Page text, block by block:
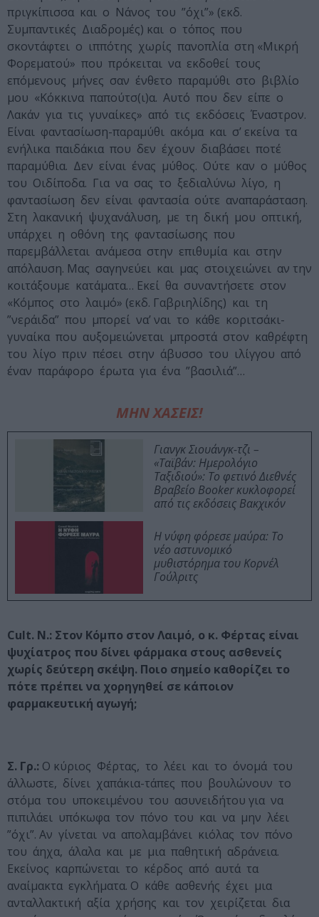
πριγκίπισσα και ο Νάνος του ”όχι”» (εκδ.
Συμπαντικές Διαδρομές) και ο τόπος που
σκοντάφτει ο ιππότης χωρίς πανοπλία στη «Μικρή
Φορεματού» που πρόκειται να εκδοθεί τους
επόμενους μήνες σαν ένθετο παραμύθι στο βιβλίο
μου «Κόκκινα παπούτσ(ι)α. Αυτό που δεν είπε ο
Λακάν για τις γυναίκες» από τις εκδόσεις Έναστρον.
Είναι φαντασίωση-παραμύθι ακόμα και σ’ εκείνα τα
ενήλικα παιδάκια που δεν έχουν διαβάσει ποτέ
παραμύθια. Δεν είναι ένας μύθος. Ούτε καν ο μύθος
του Οιδίποδα. Για να σας το ξεδιαλύνω λίγο, η
φαντασίωση δεν είναι φαντασία ούτε αναπαράσταση.
Στη λακανική ψυχανάλυση, με τη δική μου οπτική,
υπάρχει η οθόνη της φαντασίωσης που
παρεμβάλλεται ανάμεσα στην επιθυμία και στην
απόλαυση. Μας σαγηνεύει και μας στοιχειώνει αν την
κοιτάξουμε κατάματα… Εκεί θα συναντήσετε στον
«Κόμπος στο λαιμό» (εκδ. Γαβριηλίδης) και τη
”νεράιδα” που μπορεί να’ ναι το κάθε κοριτσάκι-
γυναίκα που αυξομειώνεται μπροστά στον καθρέφτη
του λίγο πριν πέσει στην άβυσσο του ιλίγγου από
έναν παράφορο έρωτα για ένα ”βασιλιά”…
ΜΗΝ ΧΑΣΕΙΣ!
Γιανγκ Σιουάνγκ-τζι –
«Ταϊβάν: Ημερολόγιο
Ταξιδιού»: Το φετινό Διεθνές
Βραβείο Booker κυκλοφορεί
από τις εκδόσεις Βακχικόν
Η νύφη φόρεσε μαύρα: Το
νέο αστυνομικό
μυθιστόρημα του Κορνέλ
Γούλριτς
Cult. N.: Στον Κόμπο στον Λαιμό, ο κ. Φέρτας είναι
ψυχίατρος που δίνει φάρμακα στους ασθενείς
χωρίς δεύτερη σκέψη. Ποιο σημείο καθορίζει το
πότε πρέπει να χορηγηθεί σε κάποιον
φαρμακευτική αγωγή;
Σ. Γρ.: Ο κύριος Φέρτας, το λέει και το όνομά του
άλλωστε, δίνει χαπάκια-τάπες που βουλώνουν το
στόμα του υποκειμένου του ασυνειδήτου για να
πιπιλάει υπόκωφα τον πόνο του και να μην λέει
”όχι”. Αν γίνεται να απολαμβάνει κιόλας τον πόνο
του άηχα, άλαλα και με μια παθητική αδράνεια.
Εκείνος καρπώνεται το κέρδος από αυτά τα
αναίμακτα εγκλήματα. Ο κάθε ασθενής έχει μια
ανταλλακτική αξία χρήσης και τον χειρίζεται δια